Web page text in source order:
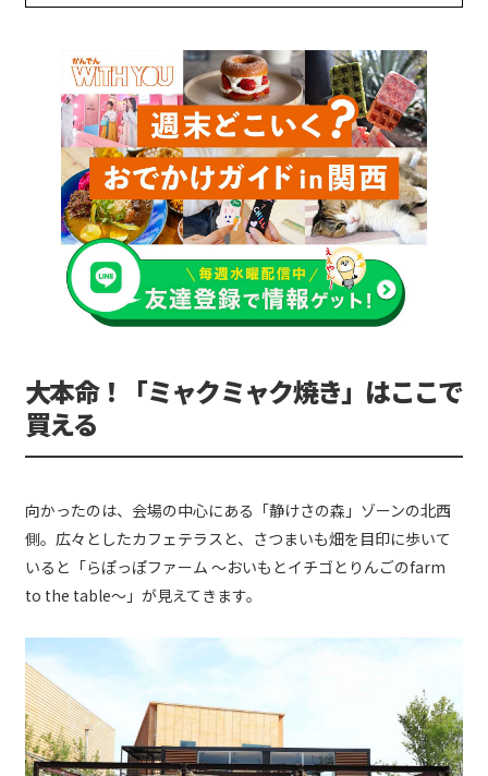
大本命！「ミャクミャク焼き」はここで
買える
向かったのは、会場の中心にある「静けさの森」ゾーンの北西
側。広々としたカフェテラスと、さつまいも畑を目印に歩いて
いると「らぽっぽファーム ～おいもとイチゴとりんごのfarm
to the table～」が見えてきます。